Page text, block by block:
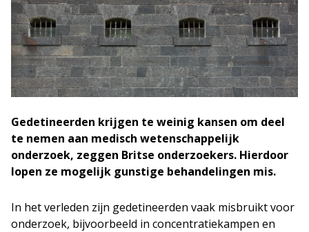
Gedetineerden krijgen te weinig kansen om deel
te nemen aan medisch wetenschappelijk
onderzoek, zeggen Britse onderzoekers. Hierdoor
lopen ze mogelijk gunstige behandelingen mis.
In het verleden zijn gedetineerden vaak misbruikt voor
onderzoek, bijvoorbeeld in concentratiekampen en